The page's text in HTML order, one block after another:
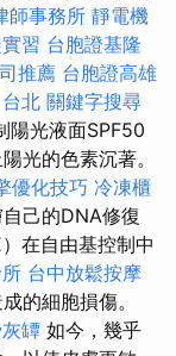
師事務所 靜電機
習 台胞證基隆
推薦 台胞證高雄
北 關鍵字搜尋
陽光液面SPF50
光的色素沉著。
優化技巧 冷凍櫃
己的DNA修復
在自由基控制中
台中放鬆按摩
的細胞損傷。
罈 如今，幾乎